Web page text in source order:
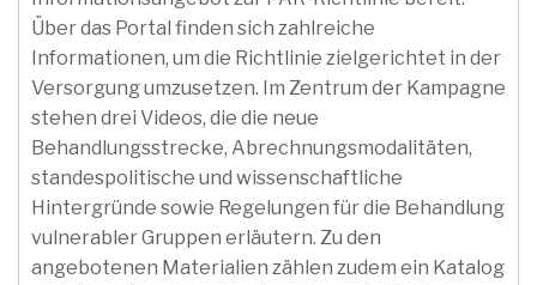
Über das Portal finden sich zahlreiche
Informationen, um die Richtlinie zielgerichtet in der
Versorgung umzusetzen. Im Zentrum der Kampagne
stehen drei Videos, die die neue
Behandlungsstrecke, Abrechnungsmodalitäten,
standespolitische und wissenschaftliche
Hintergründe sowie Regelungen für die Behandlung
vulnerabler Gruppen erläutern. Zu den
angebotenen Materialien zählen zudem ein Katalog